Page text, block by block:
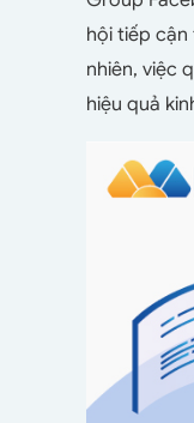
hội tiếp
nhiên, việc
hiệu quả